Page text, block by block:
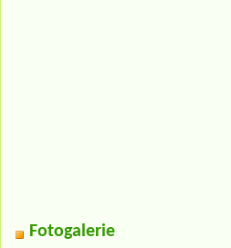
Fotogalerie